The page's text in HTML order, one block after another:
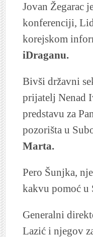
Jovan Žegarac
konferenciji,
korejskom
iDraganu.
Bivši državni
prijatelj Nenad
predstavu za
pozorišta u
Marta.
Pero Šunjka,
kakvu pomoć u
Generalni
Lazić i njegov